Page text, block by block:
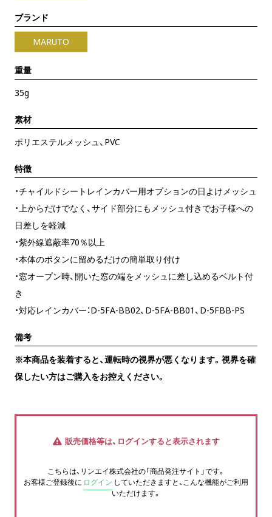
ブランド
MARUTO
重量
35g
素材
ポリエステルメッシュ、PVC
特徴
・チャイルドシートレインカバー用オプションの日よけメッシュ
・上からだけでなく、サイド部分にもメッシュ付きでお子様への
日差しを軽減
・紫外線遮蔽率70％以上
・本体のボタンに留めるだけの簡単取り付け
・窓オープン時、開いた窓の端をメッシュに差し込めるベルト付
き
・対応レインカバー：D-5FA-BB02、D-5FA-BB01、D-5FBB-PS
備考
※本商品を装着すると、運転時の視界が悪くなります。視界を確
保したい方はご購入をお控えください。
販売価格等は、ログインすると表示されます
こちらは、リンエイ株式会社の「商品発注サイト」です。
お客様ご登録後に ログイン していただきますと、こんな機能がご利用
いただけます。